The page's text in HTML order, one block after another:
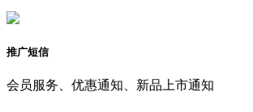
推广短信
会员服务、优惠通知、新品上市通知